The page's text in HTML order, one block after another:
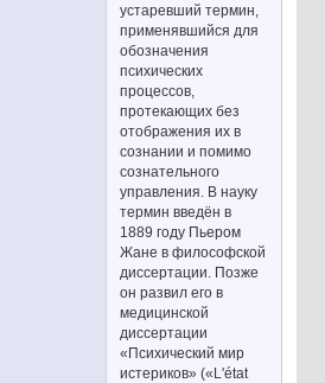
устаревший термин,
применявшийся для
обозначения
психических
процессов,
протекающих без
отображения их в
сознании и помимо
сознательного
управления. В науку
термин введён в
1889 году Пьером
Жане в философской
диссертации. Позже
он развил его в
медицинской
диссертации
«Психический мир
истериков» («L'état